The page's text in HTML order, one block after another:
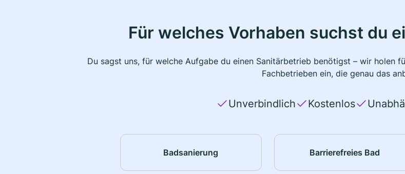
Für welches Vorhaben suchst du
Du sagst uns, für welche Aufgabe du einen Sanitärbetrieb benötigst – wir holen
Fachbetrieben ein, die genau das
Unverbindlich Kostenlos
Badsanierung Barrierefreies Bad